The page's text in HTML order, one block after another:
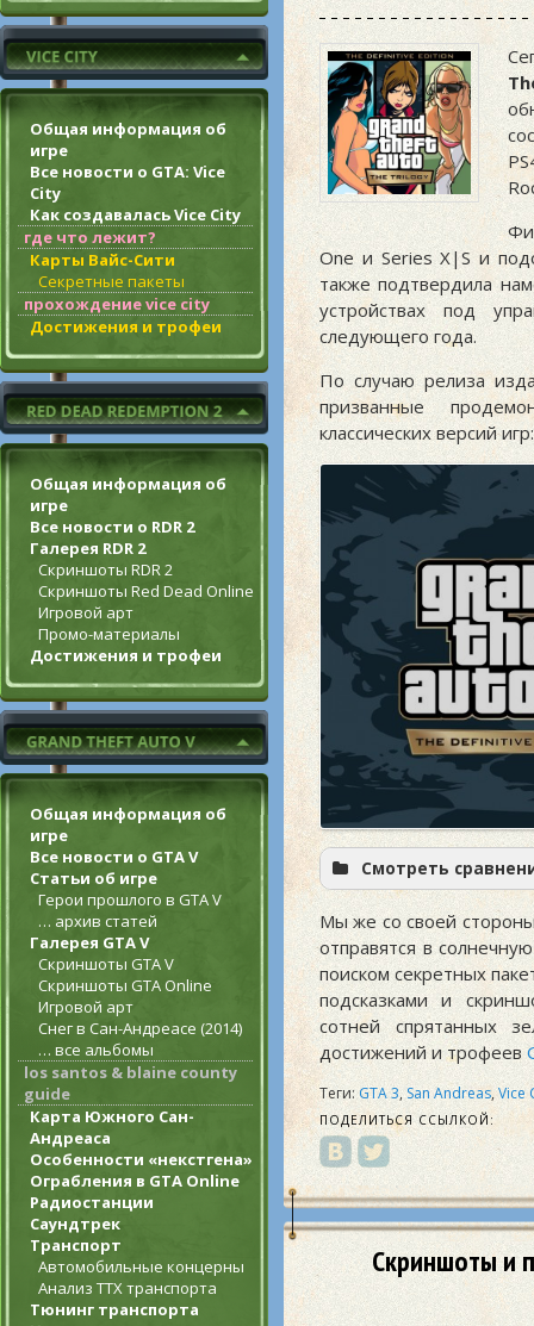
Общая информация об
игре
Все новости о GTA: Vice
City
Как создавалась Vice City
где что лежит?
Карты Вайс-Сити
Секретные пакеты
прохождение vice city
Достижения и трофеи
Общая информация об
игре
Все новости о RDR 2
Галерея RDR 2
Скриншоты RDR 2
Скриншоты Red Dead Online
Игровой арт
Промо-материалы
Достижения и трофеи
Общая информация об
игре
Все новости о GTA V
Статьи об игре
Герои прошлого в GTA V
… архив статей
Галерея GTA V
Скриншоты GTA V
Скриншоты GTA Online
Игровой арт
Снег в Сан-Андреасе (2014)
… все альбомы
los santos & blaine county
guide
Карта Южного Сан-
Андреаса
Особенности «некстгена»
Ограбления в GTA Online
Радиостанции
Саундтрек
Транспорт
Автомобильные концерны
Анализ ТТХ транспорта
Тюнинг транспорта
One и Series X|S и
также подтвердила
устройствах под
следующего года.
По случаю релиза
призванные
классических версий игр:
Смотреть
Мы же со своей
отправятся в
поиском секретных
подсказками и
сотней спрятанных
достижений и трофеев
Теги: GTA 3, San Andreas,Vice
ПОДЕЛИТЬСЯ ССЫЛКОЙ:
Скриншоты и